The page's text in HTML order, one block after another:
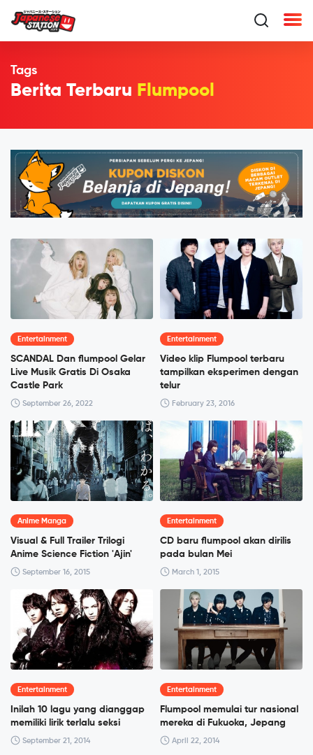
Tags
Berita Terbaru Flumpool
Entertainment
SCANDAL Dan flumpool Gelar
Live Musik Gratis Di Osaka
Castle Park
September 26, 2022
Entertainment
Video klip Flumpool terbaru
tampilkan eksperimen dengan
telur
February 23, 2016
Anime Manga
Visual & Full Trailer Trilogi
Anime Science Fiction 'Ajin'
September 16, 2015
Entertainment
CD baru flumpool akan dirilis
pada bulan Mei
March 1, 2015
Entertainment
Inilah 10 lagu yang dianggap
memiliki lirik terlalu seksi
September 21, 2014
Entertainment
Flumpool memulai tur nasional
mereka di Fukuoka, Jepang
April 22, 2014